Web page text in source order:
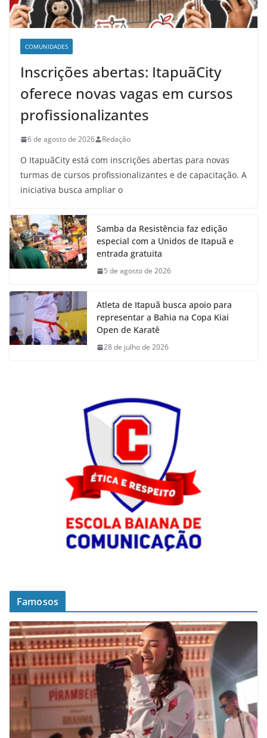
COMUNIDADES
Inscrições abertas: ItapuãCity
oferece novas vagas em cursos
profissionalizantes
6 de agosto de 2026 Redação
O ItapuãCity está com inscrições abertas para novas
turmas de cursos profissionalizantes e de capacitação. A
iniciativa busca ampliar o
Samba da Resistência faz edição
especial com a Unidos de Itapuã e
entrada gratuita
5 de agosto de 2026
Atleta de Itapuã busca apoio para
representar a Bahia na Copa Kiai
Open de Karatê
28 de julho de 2026
Famosos